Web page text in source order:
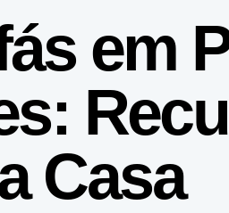
em
Casa